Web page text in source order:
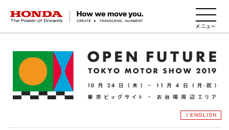
HONDA The Power of Dreams
ENGLISH